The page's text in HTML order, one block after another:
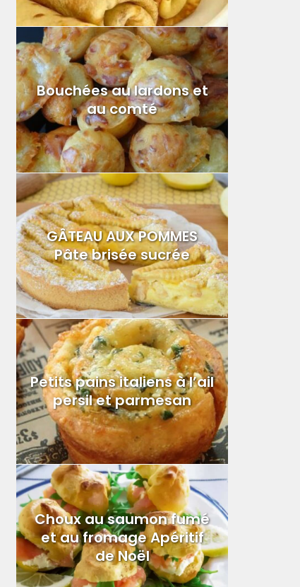
Bouchées au lardons et
au comté
GÂTEAU AUX POMMES
Pâte brisée sucrée
Petits pains italiens à l’ail
persil et parmesan
Choux au saumon fumé
et au fromage Apéritif
de Noël